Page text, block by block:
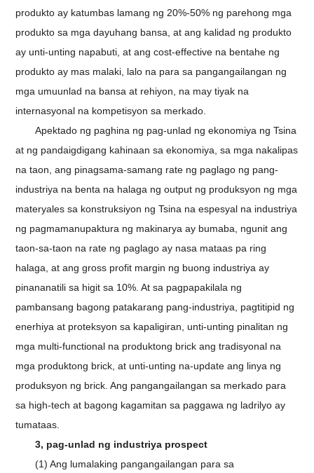
produkto ay katumbas lamang ng 20%-50% ng parehong mga
produkto sa mga dayuhang bansa, at ang kalidad ng produkto
ay unti-unting napabuti, at ang cost-effective na bentahe ng
produkto ay mas malaki, lalo na para sa pangangailangan ng
mga umuunlad na bansa at rehiyon, na may tiyak na
internasyonal na kompetisyon sa merkado.
Apektado ng paghina ng pag-unlad ng ekonomiya ng Tsina
at ng pandaigdigang kahinaan sa ekonomiya, sa mga nakalipas
na taon, ang pinagsama-samang rate ng paglago ng pang-
industriya na benta na halaga ng output ng produksyon ng mga
materyales sa konstruksiyon ng Tsina na espesyal na industriya
ng pagmamanupaktura ng makinarya ay bumaba, ngunit ang
taon-sa-taon na rate ng paglago ay nasa mataas pa ring
halaga, at ang gross profit margin ng buong industriya ay
pinananatili sa higit sa 10%. At sa pagpapakilala ng
pambansang bagong patakarang pang-industriya, pagtitipid ng
enerhiya at proteksyon sa kapaligiran, unti-unting pinalitan ng
mga multi-functional na produktong brick ang tradisyonal na
mga produktong brick, at unti-unting na-update ang linya ng
produksyon ng brick. Ang pangangailangan sa merkado para
sa high-tech at bagong kagamitan sa paggawa ng ladrilyo ay
tumataas.
3, pag-unlad ng industriya prospect
(1) Ang lumalaking pangangailangan para sa